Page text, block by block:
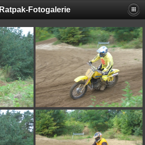
Ratpak-Fotogalerie